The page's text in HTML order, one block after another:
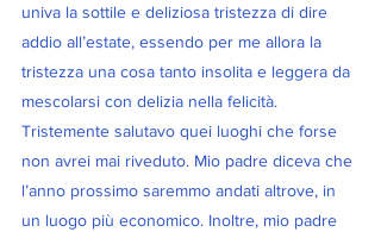
univa la sottile e deliziosa tristezza di dire
addio all’estate, essendo per me allora la
tristezza una cosa tanto insolita e leggera da
mescolarsi con delizia nella felicità.
Tristemente salutavo quei luoghi che forse
non avrei mai riveduto. Mio padre diceva che
l’anno prossimo saremmo andati altrove, in
un luogo più economico. Inoltre, mio padre